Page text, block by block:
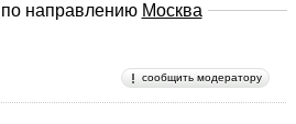
направлению Москва
сообщить модератору